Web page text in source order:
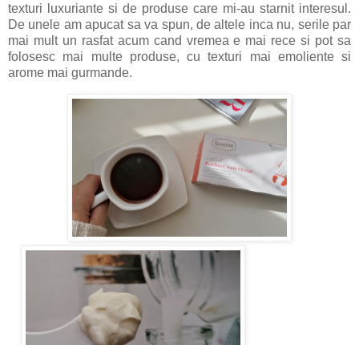
texturi luxuriante si de produse care mi-au starnit interesul.
De unele am apucat sa va spun, de altele inca nu, serile par
mai mult un rasfat acum cand vremea e mai rece si pot sa
folosesc mai multe produse, cu texturi mai emoliente si
arome mai gurmande.